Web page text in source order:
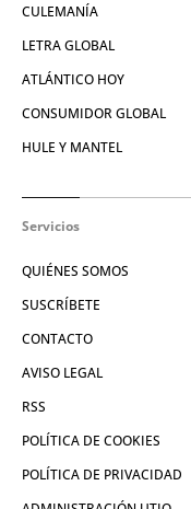
CULEMANÍA
LETRA GLOBAL
ATLÁNTICO HOY
CONSUMIDOR GLOBAL
HULE Y MANTEL
Servicios
QUIÉNES SOMOS
SUSCRÍBETE
CONTACTO
AVISO LEGAL
RSS
POLÍTICA DE COOKIES
POLÍTICA DE PRIVACIDAD